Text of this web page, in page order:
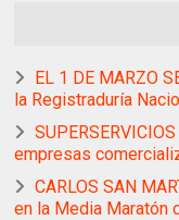
EL 1 DE MARZO
la Registraduría
empresas
CARLOS SAN
en la Media Maratón